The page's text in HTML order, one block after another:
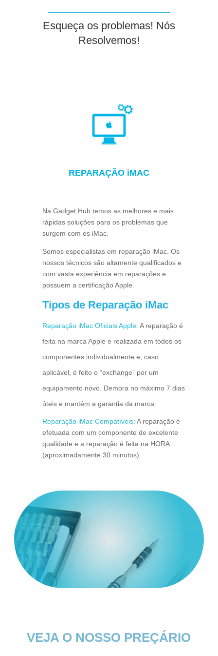
Esqueça os problemas! Nós
Resolvemos!
REPARAÇÃO iMAC
Na Gadget Hub temos as melhores e mais
rápidas soluções para os problemas que
surgem com os iMac.
Somos especialistas em reparação iMac. Os
nossos técnicos são altamente qualificados e
com vasta experiência em reparações e
possuem a certificação Apple.
Tipos de Reparação iMac
Reparação iMac Oficiais Apple:A reparação é
feita na marca Apple e realizada em todos os
componentes individualmente e, caso
aplicável, é feito o “exchange” por um
equipamento novo. Demora no máximo 7 dias
úteis e mantém a garantia da marca.
Reparação iMac Compatíveis:A reparação é
efetuada com um componente de excelente
qualidade e a reparação é feita na HORA
(aproximadamente 30 minutos).
VEJA O NOSSO PREÇÁRIO